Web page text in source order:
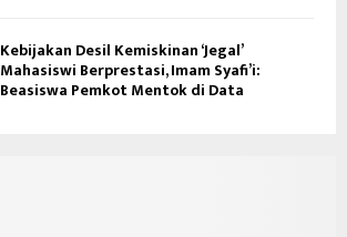
Kebijakan Desil Kemiskinan ‘Jegal’
Mahasiswi Berprestasi, Imam Syafi’i:
Beasiswa Pemkot Mentok di Data